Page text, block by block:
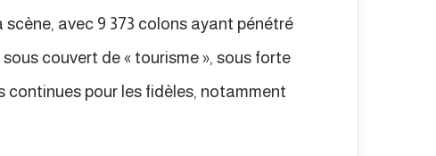
avec 9 373 colons ayant pénétré
couvert de « tourisme », sous forte
pour les fidèles, notamment